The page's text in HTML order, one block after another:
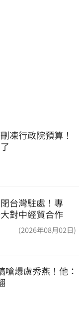
凍行政院預算！
台灣駐處！專
對中經貿合作
(2026年08月02日)
嗆爆盧秀燕！他：